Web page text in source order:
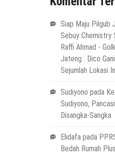
Siap Maju Pilgub
Sebuy Chemistry
Raffi Ahmad -
Jateng : Dico
Sejumlah Lokasi
Sudiyono pada
Sudiyono,
Disangka-Sangka
Elidafapada
Bedah Rumah